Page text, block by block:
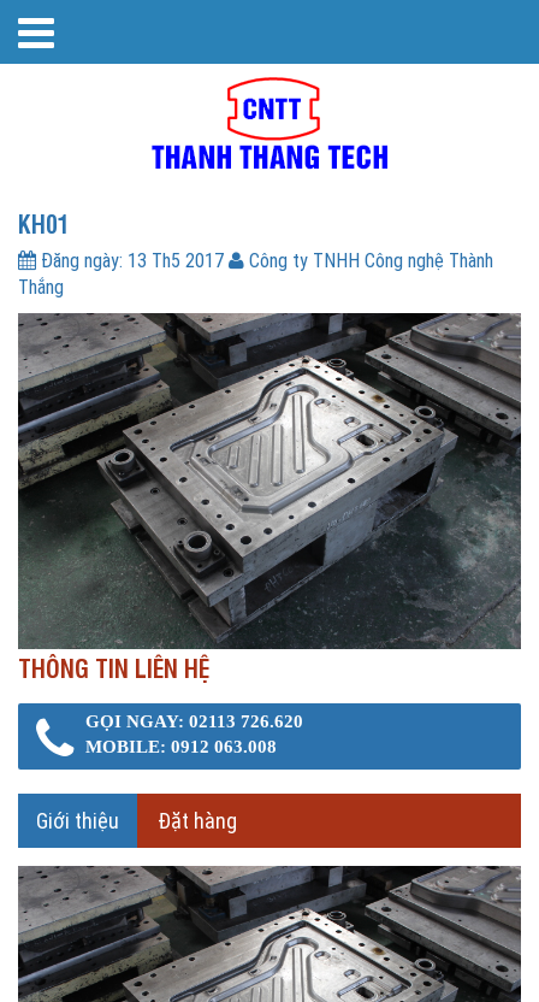
KH01
Đăng ngày: 13 Th5 2017
Công ty TNHH Công nghệ Thành
Thắng
THÔNG TIN LIÊN HỆ
GỌI NGAY: 02113 726.620
MOBILE: 0912 063.008
Giới thiệu Đặt hàng